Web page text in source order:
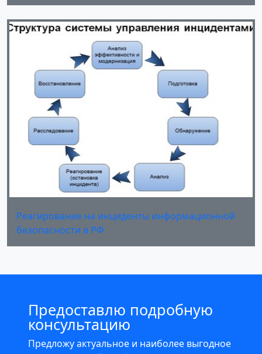
Реагирование на инциденты информационной
безопасности в РФ
Предоставлю подробную
консультацию
Предложу актуальное и наиболее выгодное